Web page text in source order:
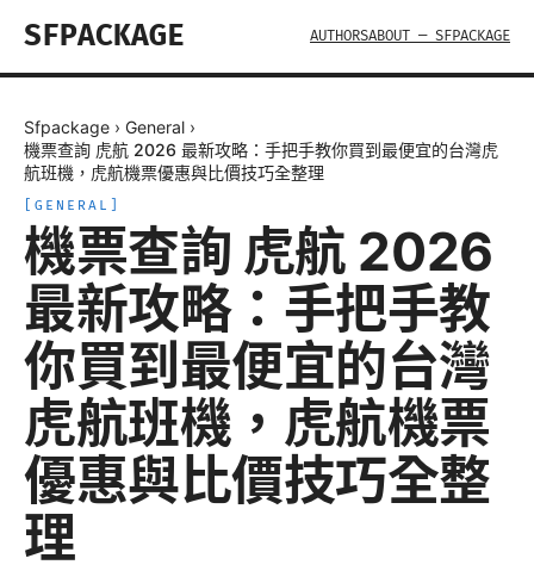
SFPACKAGE AUTHORSABOUT — SFPACKAGE
Sfpackage › General ›
機票查詢 虎航 2026 最新攻略：手把手教你買到最便宜的台灣虎
航班機，虎航機票優惠與比價技巧全整理
GENERAL
機票查詢 虎航 2026
最新攻略：手把手教
你買到最便宜的台灣
虎航班機，虎航機票
優惠與比價技巧全整
理